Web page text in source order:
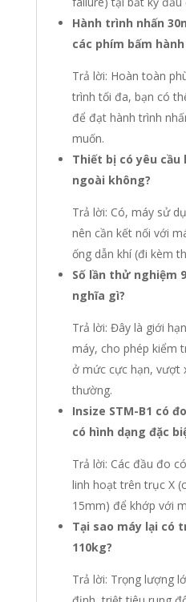
Hành trình nhấn
các phím bấm
Trả lời: Hoàn toàn
trình tối đa, bạn có
để đạt hành trình
muốn.
Thiết bị có yêu
ngoài không?
Trả lời: Có, máy sử
nên cần kết nối với
ống dẫn khí (đi kèm
Số lần thử nghiệm
nghĩa gì?
Trả lời: Đây là giới
máy, cho phép kiểm
ở mức cực hạn, vượt
thường.
Insize STM-B1 có
có hình dạng đặc
Trả lời: Các đầu đo
linh hoạt trên trục X
15mm) để khớp với
Tại sao máy lại có
110kg?
Trả lời: Trọng lượng